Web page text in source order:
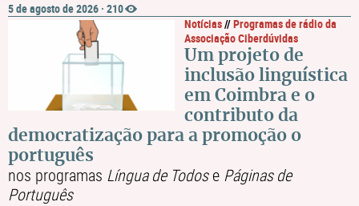
5 de agosto de 2026 · 210
Notícias//Programas de rádio da
Associação Ciberdúvidas
Um projeto de
inclusão linguística
em Coimbra e o
contributo da
democratização para a promoção o
português
nos programas Língua de Todose Páginas de
Português